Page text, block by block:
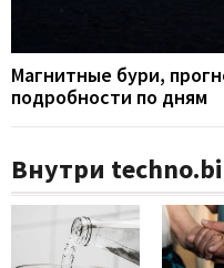
Магнитные бури,
подробности по дням
Внутри